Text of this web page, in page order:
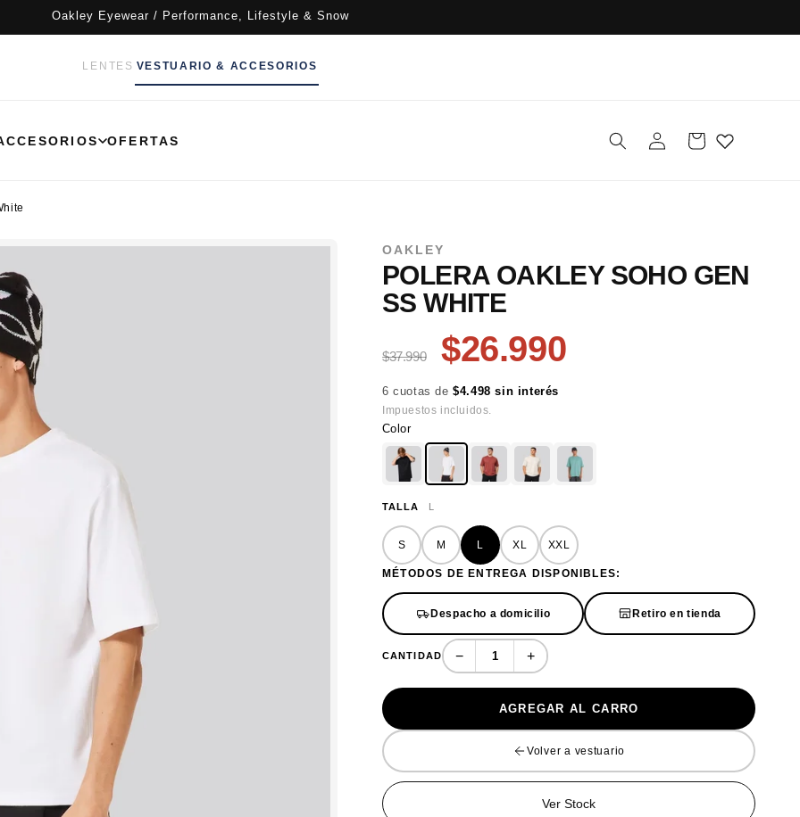
Oakley Eyewear / Performance, Lifestyle & Snow
LENTES VESTUARIO & ACCESORIOS
OFERTAS
sesión
Carrito
OAKLEY
POLERA OAKLEY SOHO GEN
SS WHITE
$37.990 $26.990
6 cuotas de$4.498 sin interés
Impuestos incluidos.
Color
TALLA
S M L XL XXL
MÉTODOS DE ENTREGA DISPONIBLES:
Despacho a domicilio Retiro en tienda
CANTIDAD − +
AGREGAR AL CARRO
Volver a vestuario
Ver Stock